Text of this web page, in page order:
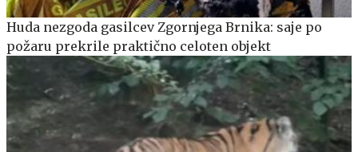
Huda nezgoda gasilcev Zgornjega Brnika: saje po
požaru prekrile praktično celoten objekt